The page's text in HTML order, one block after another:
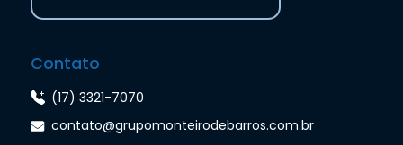
Contato
(17) 3321-7070
contato@grupomonteirodebarros.com.br